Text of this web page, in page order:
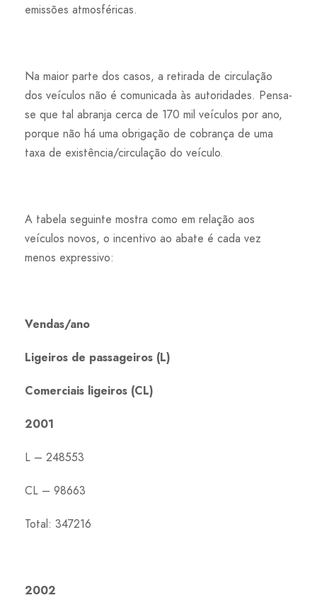
emissões atmosféricas.
Na maior parte dos casos, a retirada de circulação
dos veículos não é comunicada às autoridades. Pensa-
se que tal abranja cerca de 170 mil veículos por ano,
porque não há uma obrigação de cobrança de uma
taxa de existência/circulação do veículo.
A tabela seguinte mostra como em relação aos
veículos novos, o incentivo ao abate é cada vez
menos expressivo:
Vendas/ano
Ligeiros de passageiros (L)
Comerciais ligeiros (CL)
2001
L – 248553
CL – 98663
Total: 347216
2002